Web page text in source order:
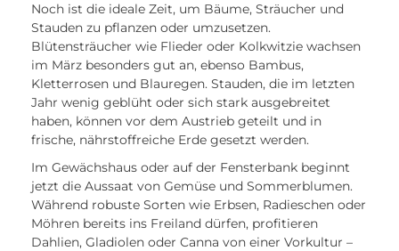
Noch ist die ideale Zeit, um Bäume, Sträucher und
Stauden zu pflanzen oder umzusetzen.
Blütensträucher wie Flieder oder Kolkwitzie wachsen
im März besonders gut an, ebenso Bambus,
Kletterrosen und Blauregen. Stauden, die im letzten
Jahr wenig geblüht oder sich stark ausgebreitet
haben, können vor dem Austrieb geteilt und in
frische, nährstoffreiche Erde gesetzt werden.
Im Gewächshaus oder auf der Fensterbank beginnt
jetzt die Aussaat von Gemüse und Sommerblumen.
Während robuste Sorten wie Erbsen, Radieschen oder
Möhren bereits ins Freiland dürfen, profitieren
Dahlien, Gladiolen oder Canna von einer Vorkultur –